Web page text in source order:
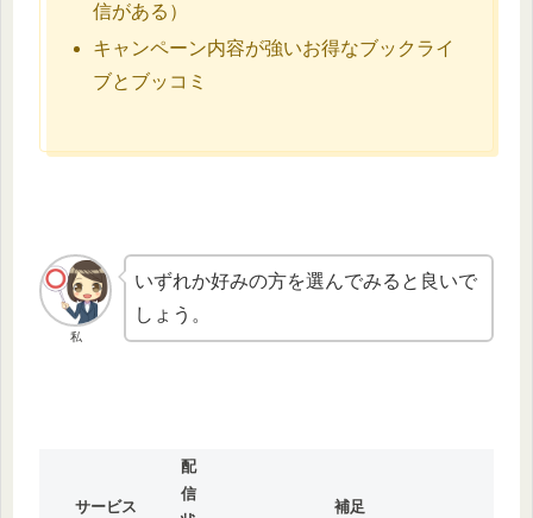
信がある）
キャンペーン内容が強いお得なブックライ
ブとブッコミ
私
いずれか好みの方を選んでみると良いで
しょう。
サービス
配
信
補足